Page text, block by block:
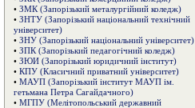
• ЗМК (Запорізький металургійний коледж)
• ЗНТУ (Запорізький національний технічний
університет)
• ЗНУ (Запорізький національний університет)
• ЗПК (Запорізький педагогічний коледж)
• ЗЮИ (Запорізький юридичний інститут)
• КПУ (Класичний приватний університет)
• МАУП (Запорізький інститут МАУП ім.
гетьмана Петра Сагайдачного)
• МГПУ (Мелітопольський державний